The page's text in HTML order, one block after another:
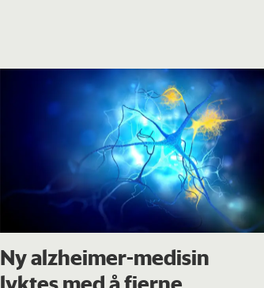
Ny alzheimer-medisin